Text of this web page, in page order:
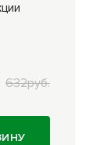
632руб.